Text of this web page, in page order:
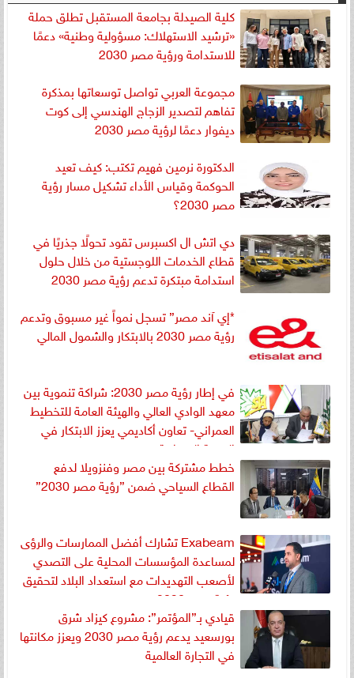
كلية الصيدلة بجامعة المستقبل تطلق حملة
«ترشيد الاستهلاك: مسؤولية وطنية» دعمًا
للاستدامة ورؤية مصر 2030
مجموعة العربي تواصل توسعاتها بمذكرة
تفاهم لتصدير الزجاج الهندسي إلى كوت
ديفوار دعمًا لرؤية مصر 2030
الدكتورة نرمين فهيم تكتب: كيف تعيد
الحوكمة وقياس الأداء تشكيل مسار رؤية
مصر 2030؟
دي اتش ال اكسبرس تقود تحولًا جذريًا في
قطاع الخدمات اللوجستية من خلال حلول
استدامة مبتكرة تدعم رؤية مصر 2030
*إي آند مصر” تسجل نمواً غير مسبوق وتدعم
رؤية مصر 2030 بالابتكار والشمول المالي
في إطار رؤية مصر 2030: شراكة تنموية بين
معهد الوادي العالي والهيئة العامة للتخطيط
العمراني- تعاون أكاديمي يعزز الابتكار في
التنمية العمرانية
خطط مشتركة بين مصر وفنزويلا لدفع
القطاع السياحي ضمن ”رؤية مصر 2030”
Exabeam تشارك أفضل الممارسات والرؤى
لمساعدة المؤسسات المحلية على التصدي
لأصعب التهديدات مع استعداد البلاد لتحقيق
رؤية مصر 2030
قيادي بـ”المؤتمر”: مشروع كيزاد شرق
بورسعيد يدعم رؤية مصر 2030 ويعزز مكانتها
في التجارة العالمية